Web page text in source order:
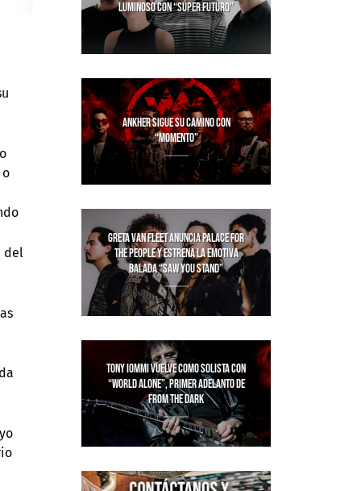
del
LUMINOSO CON “SÚPER FUTURO”
ANKHER SIGUE SU CAMINO CON
“MOMENTO”
GRETA VAN FLEET ANUNCIA PALACE FOR
THE PEOPLE Y ESTRENA LA EMOTIVA
BALADA “SAW YOU STAND”
TONY IOMMI VUELVE COMO SOLISTA CON
“WORLD ALONE”, PRIMER ADELANTO DE
FROM THE DARK